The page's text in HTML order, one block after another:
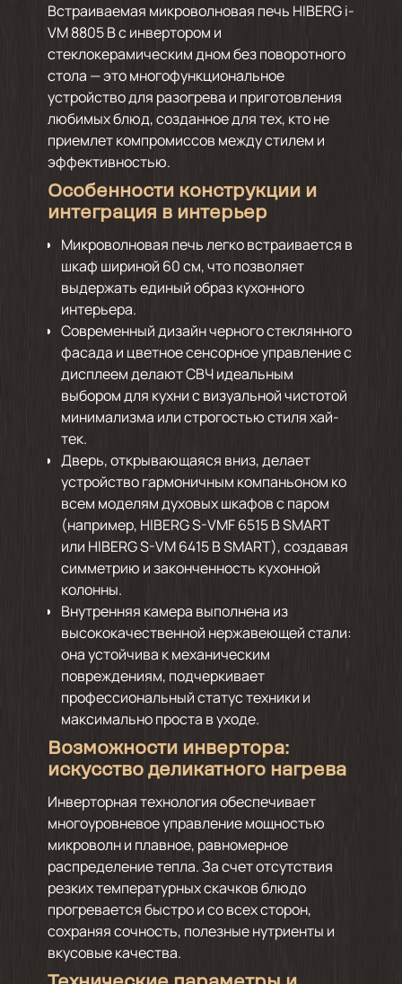
Встраиваемая микроволновая печь HIBERG i-
VM 8805 B с инвертором и
стеклокерамическим дном без поворотного
стола — это многофункциональное
устройство для разогрева и приготовления
любимых блюд, созданное для тех, кто не
приемлет компромиссов между стилем и
эффективностью.
Особенности конструкции и
интеграция в интерьер
Микроволновая печь легко встраивается в
шкаф шириной 60 см, что позволяет
выдержать единый образ кухонного
интерьера.
Современный дизайн черного стеклянного
фасада и цветное сенсорное управление с
дисплеем делают СВЧ идеальным
выбором для кухни с визуальной чистотой
минимализма или строгостью стиля хай-
тек.
Дверь, открывающаяся вниз, делает
устройство гармоничным компаньоном ко
всем моделям духовых шкафов с паром
(например, HIBERG S-VMF 6515 B SMART
или HIBERG S-VM 6415 B SMART), создавая
симметрию и законченность кухонной
колонны.
Внутренняя камера выполнена из
высококачественной нержавеющей стали:
она устойчива к механическим
повреждениям, подчеркивает
профессиональный статус техники и
максимально проста в уходе.
Возможности инвертора:
искусство деликатного нагрева
Инверторная технология обеспечивает
многоуровневое управление мощностью
микроволн и плавное, равномерное
распределение тепла. За счет отсутствия
резких температурных скачков блюдо
прогревается быстро и со всех сторон,
сохраняя сочность, полезные нутриенты и
вкусовые качества.